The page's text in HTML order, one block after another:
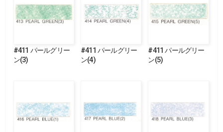
#411 パールグリー
ン(3)
#411 パールグリー
ン(4)
#411 パールグリー
ン(5)